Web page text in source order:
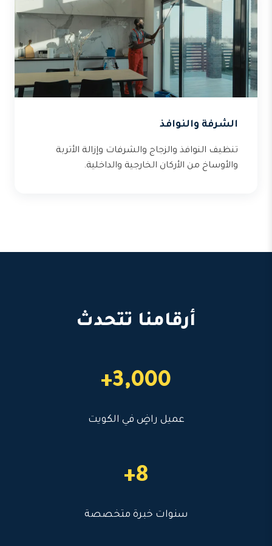
الشرفة والنوافذ
تنظيف النوافذ والزجاج والشرفات وإزالة الأتربة
والأوساخ من الأركان الخارجية والداخلية.
أرقامنا تتحدث
3,000+
عميل راضٍ في الكويت
8+
سنوات خبرة متخصصة